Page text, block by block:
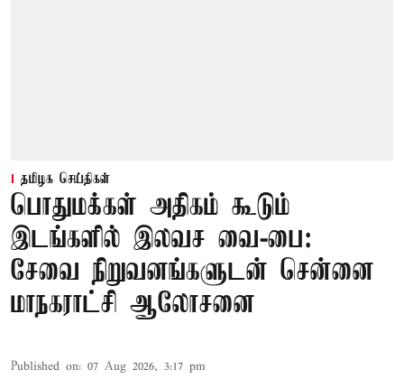
தமிழக செய்திகள்
பொதுமக்கள் அதிகம் கூடும்
இடங்களில் இலவச வை-பை:
சேவை நிறுவனங்களுடன் சென்னை
மாநகராட்சி ஆலோசனை
Published on: 07 Aug 2026, 3:17 pm